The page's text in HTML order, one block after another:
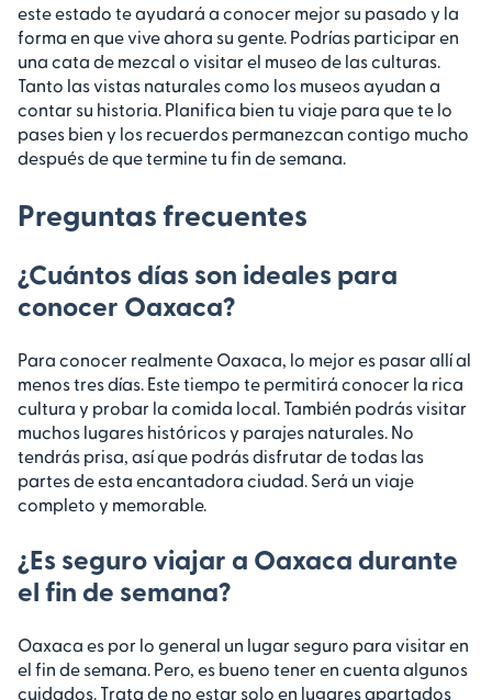
este estado te ayudará a conocer mejor su pasado y la
forma en que vive ahora su gente. Podrías participar en
una cata de mezcal o visitar el museo de las culturas.
Tanto las vistas naturales como los museos ayudan a
contar su historia. Planifica bien tu viaje para que te lo
pases bien y los recuerdos permanezcan contigo mucho
después de que termine tu fin de semana.
Preguntas frecuentes
¿Cuántos días son ideales para
conocer Oaxaca?
Para conocer realmente Oaxaca, lo mejor es pasar allí al
menos tres días. Este tiempo te permitirá conocer la rica
cultura y probar la comida local. También podrás visitar
muchos lugares históricos y parajes naturales. No
tendrás prisa, así que podrás disfrutar de todas las
partes de esta encantadora ciudad. Será un viaje
completo y memorable.
¿Es seguro viajar a Oaxaca durante
el fin de semana?
Oaxaca es por lo general un lugar seguro para visitar en
el fin de semana. Pero, es bueno tener en cuenta algunos
cuidados. Trata de no estar solo en lugares apartados